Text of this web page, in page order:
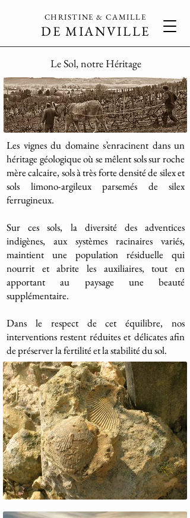
DE MIANVILLE
CHRISTINE & CAMILLE
Le Sol, notre Héritage
Les vignes du domaine s’enracinent dans un
héritage géologique où se mêlent sols sur roche
mère calcaire, sols à très forte densité de silex et
sols limono-argileux parsemés de silex
ferrugineux.
Sur ces sols, la diversité des adventices
indigènes, aux systèmes racinaires variés,
maintient une population résiduelle qui
nourrit et abrite les auxiliaires, tout en
apportant au paysage une beauté
supplémentaire.
Dans le respect de cet équilibre, nos
interventions restent réduites et délicates afin
de préserver la fertilité et la stabilité du sol.